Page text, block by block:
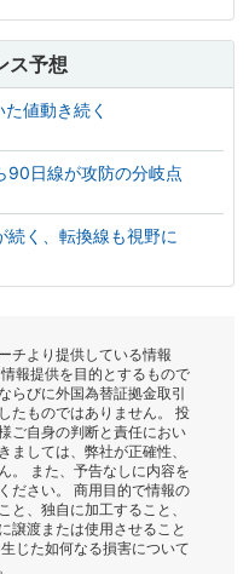
ス予想
値動き続く
90日線が攻防の分岐点
続く、転換線も視野に
チより提供している情報
報提供を目的とするもので
らびに外国為替証拠金取引
たものではありません。 投
ご自身の判断と責任におい
ましては、弊社が正確性、
。 また、予告なしに内容を
ださい。 商用目的で情報の
と、独自に加工すること、
譲渡または使用させること
じた如何なる損害について